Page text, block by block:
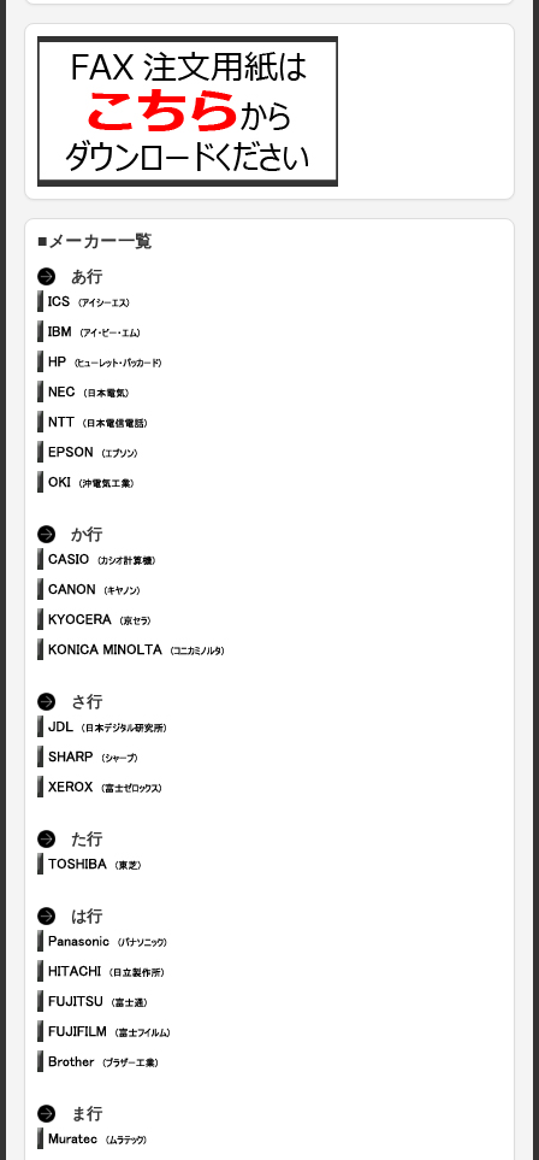
■メーカー一覧
あ行
か行
さ行
た行
は行
ま行